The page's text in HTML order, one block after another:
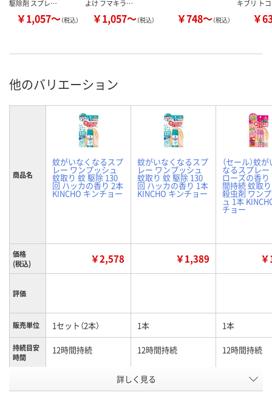
駆除剤 スプレ…
￥1,057～（税込）
よけ フマキラ…
￥1,057～（税込） ￥748～（税込）
キブリ ト
￥
他のバリエーション
商品名
蚊がいなくなるスプ
レー ワンプッシュ
蚊取り 蚊 駆除 130
回 ハッカの香り 2本
KINCHO キンチョー
蚊がいなくなるスプ
レー ワンプッシュ
蚊取り 蚊 駆除 130
回 ハッカの香り 1本
KINCHO キンチョー
（セール）蚊
なるスプレー
ローズの香り
間持続 蚊取
殺虫剤 ワン
ュ 1本
チョー
価格
(税込)
￥2,578 ￥1,389
評価
販売単位 1セット（2本） 1本 1本
持続目安
時間
12時間持続 12時間持続 12時間持続
プ
ハッカ
詳しく見る